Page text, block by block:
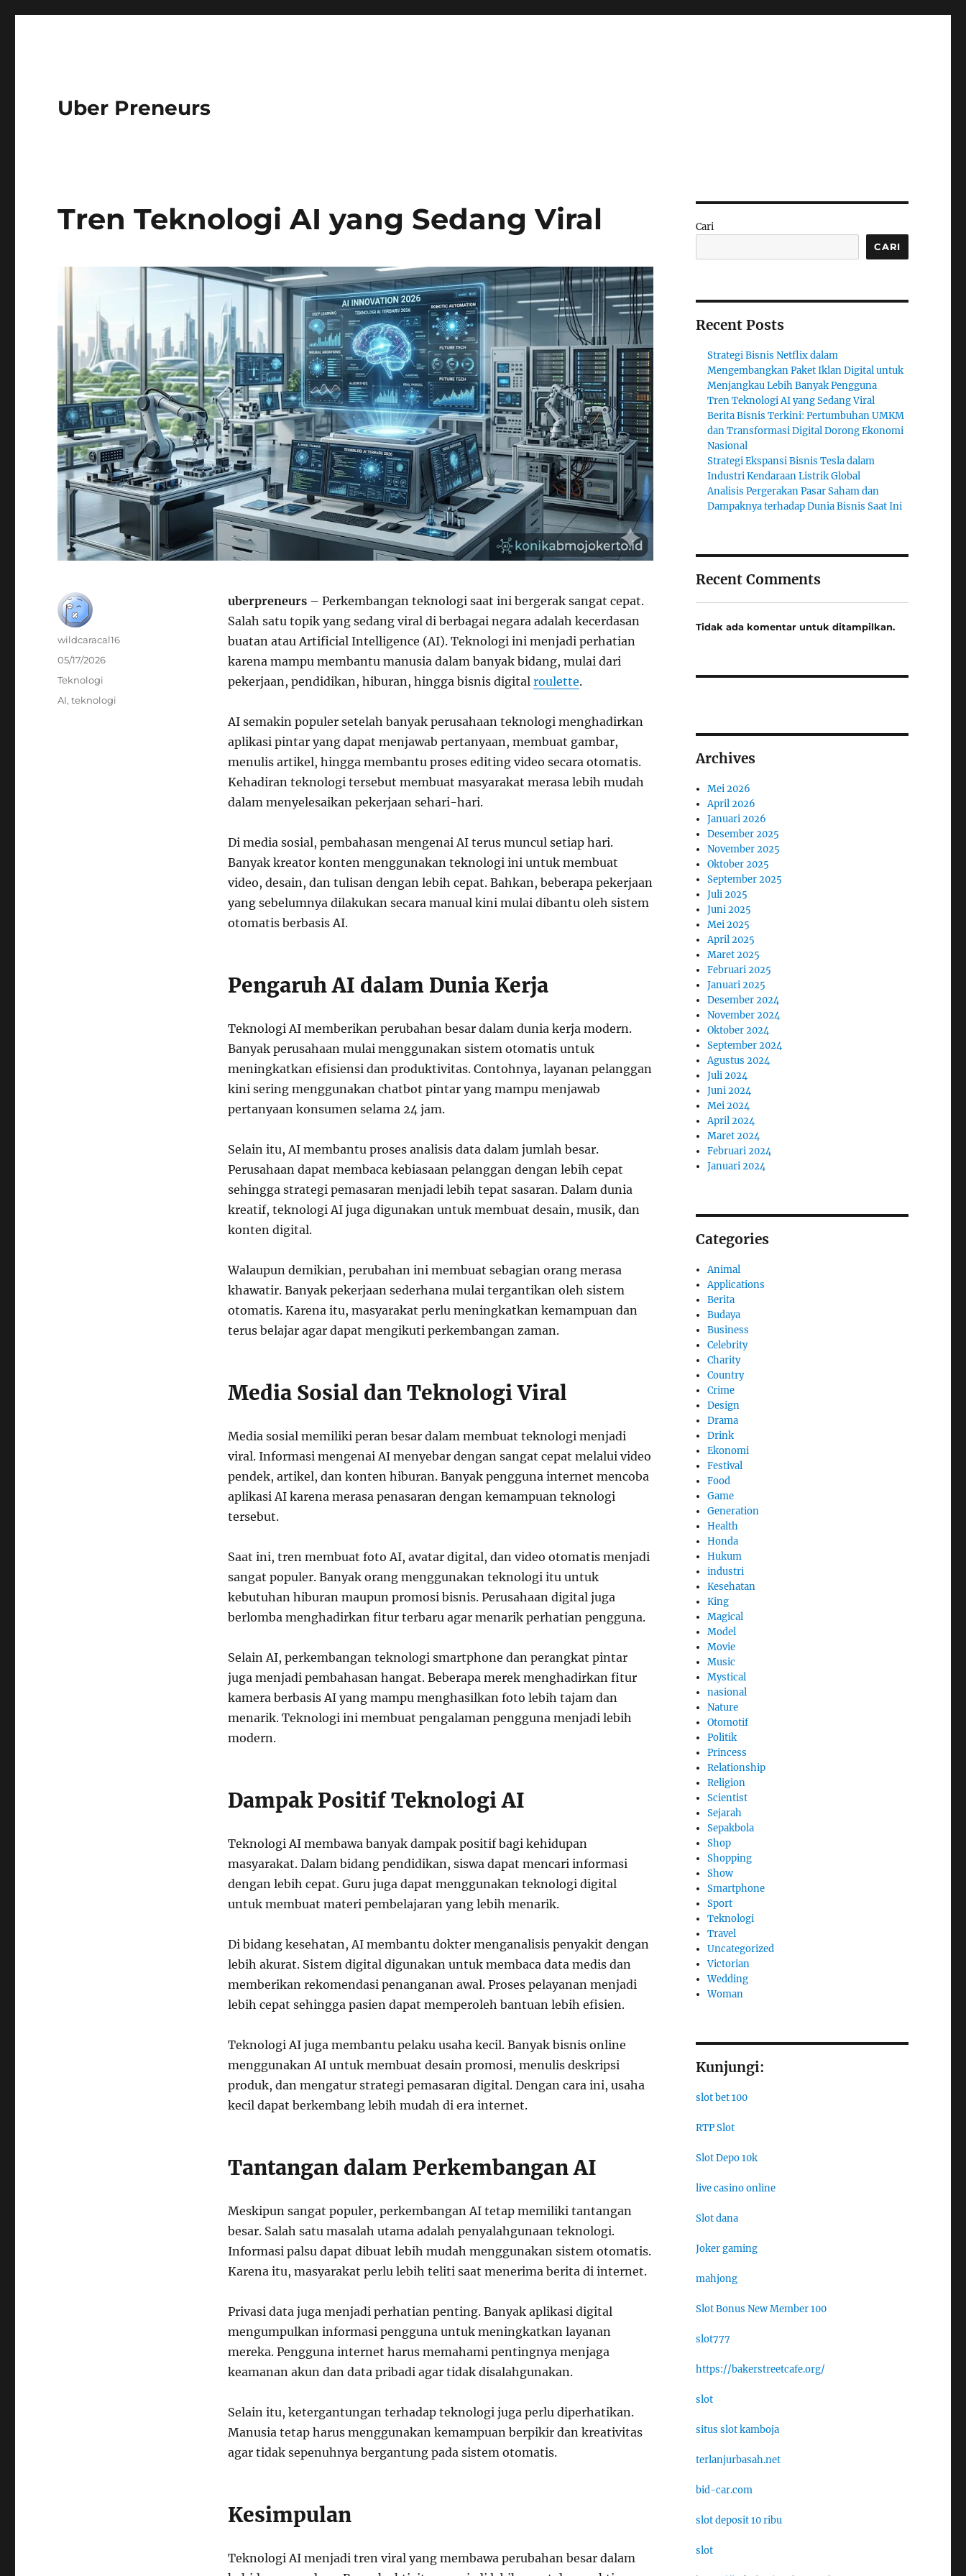
Uber Preneurs
Tren Teknologi AI yang Sedang Viral
uberpreneurs– Perkembangan teknologi saat ini bergerak sangat cepat.
Salah satu topik yang sedang viral di berbagai negara adalah kecerdasan
buatan atau Artificial Intelligence (AI). Teknologi ini menjadi perhatian
karena mampu membantu manusia dalam banyak bidang, mulai dari
pekerjaan, pendidikan, hiburan, hingga bisnis digital roulette.
AI semakin populer setelah banyak perusahaan teknologi menghadirkan
aplikasi pintar yang dapat menjawab pertanyaan, membuat gambar,
menulis artikel, hingga membantu proses editing video secara otomatis.
Kehadiran teknologi tersebut membuat masyarakat merasa lebih mudah
dalam menyelesaikan pekerjaan sehari-hari.
Di media sosial, pembahasan mengenai AI terus muncul setiap hari.
Banyak kreator konten menggunakan teknologi ini untuk membuat
video, desain, dan tulisan dengan lebih cepat. Bahkan, beberapa pekerjaan
yang sebelumnya dilakukan secara manual kini mulai dibantu oleh sistem
otomatis berbasis AI.
Pengaruh AI dalam Dunia Kerja
Teknologi AI memberikan perubahan besar dalam dunia kerja modern.
Banyak perusahaan mulai menggunakan sistem otomatis untuk
meningkatkan efisiensi dan produktivitas. Contohnya, layanan pelanggan
kini sering menggunakan chatbot pintar yang mampu menjawab
pertanyaan konsumen selama 24 jam.
Selain itu, AI membantu proses analisis data dalam jumlah besar.
Perusahaan dapat membaca kebiasaan pelanggan dengan lebih cepat
sehingga strategi pemasaran menjadi lebih tepat sasaran. Dalam dunia
kreatif, teknologi AI juga digunakan untuk membuat desain, musik, dan
konten digital.
Walaupun demikian, perubahan ini membuat sebagian orang merasa
khawatir. Banyak pekerjaan sederhana mulai tergantikan oleh sistem
otomatis. Karena itu, masyarakat perlu meningkatkan kemampuan dan
terus belajar agar dapat mengikuti perkembangan zaman.
Media Sosial dan Teknologi Viral
Media sosial memiliki peran besar dalam membuat teknologi menjadi
viral. Informasi mengenai AI menyebar dengan sangat cepat melalui video
pendek, artikel, dan konten hiburan. Banyak pengguna internet mencoba
aplikasi AI karena merasa penasaran dengan kemampuan teknologi
tersebut.
Saat ini, tren membuat foto AI, avatar digital, dan video otomatis menjadi
sangat populer. Banyak orang menggunakan teknologi itu untuk
kebutuhan hiburan maupun promosi bisnis. Perusahaan digital juga
berlomba menghadirkan fitur terbaru agar menarik perhatian pengguna.
Selain AI, perkembangan teknologi smartphone dan perangkat pintar
juga menjadi pembahasan hangat. Beberapa merek menghadirkan fitur
kamera berbasis AI yang mampu menghasilkan foto lebih tajam dan
menarik. Teknologi ini membuat pengalaman pengguna menjadi lebih
modern.
Dampak Positif Teknologi AI
Teknologi AI membawa banyak dampak positif bagi kehidupan
masyarakat. Dalam bidang pendidikan, siswa dapat mencari informasi
dengan lebih cepat. Guru juga dapat menggunakan teknologi digital
untuk membuat materi pembelajaran yang lebih menarik.
Di bidang kesehatan, AI membantu dokter menganalisis penyakit dengan
lebih akurat. Sistem digital digunakan untuk membaca data medis dan
memberikan rekomendasi penanganan awal. Proses pelayanan menjadi
lebih cepat sehingga pasien dapat memperoleh bantuan lebih efisien.
Teknologi AI juga membantu pelaku usaha kecil. Banyak bisnis online
menggunakan AI untuk membuat desain promosi, menulis deskripsi
produk, dan mengatur strategi pemasaran digital. Dengan cara ini, usaha
kecil dapat berkembang lebih mudah di era internet.
Tantangan dalam Perkembangan AI
Meskipun sangat populer, perkembangan AI tetap memiliki tantangan
besar. Salah satu masalah utama adalah penyalahgunaan teknologi.
Informasi palsu dapat dibuat lebih mudah menggunakan sistem otomatis.
Karena itu, masyarakat perlu lebih teliti saat menerima berita di internet.
Privasi data juga menjadi perhatian penting. Banyak aplikasi digital
mengumpulkan informasi pengguna untuk meningkatkan layanan
mereka. Pengguna internet harus memahami pentingnya menjaga
keamanan akun dan data pribadi agar tidak disalahgunakan.
Selain itu, ketergantungan terhadap teknologi juga perlu diperhatikan.
Manusia tetap harus menggunakan kemampuan berpikir dan kreativitas
agar tidak sepenuhnya bergantung pada sistem otomatis.
Kesimpulan
Teknologi AI menjadi tren viral yang membawa perubahan besar dalam
Author
wildcaracal16
Posted
on
05/17/2026
Categories
Teknologi
Tags
AI,teknologi
Cari
CARI
Recent Posts
Strategi Bisnis Netflix dalam
Mengembangkan Paket Iklan Digital untuk
Menjangkau Lebih Banyak Pengguna
Tren Teknologi AI yang Sedang Viral
Berita Bisnis Terkini: Pertumbuhan UMKM
dan Transformasi Digital Dorong Ekonomi
Nasional
Strategi Ekspansi Bisnis Tesla dalam
Industri Kendaraan Listrik Global
Analisis Pergerakan Pasar Saham dan
Dampaknya terhadap Dunia Bisnis Saat Ini
Recent Comments
Tidak ada komentar untuk ditampilkan.
Archives
Mei 2026
April 2026
Januari 2026
Desember 2025
November 2025
Oktober 2025
September 2025
Juli 2025
Juni 2025
Mei 2025
April 2025
Maret 2025
Februari 2025
Januari 2025
Desember 2024
November 2024
Oktober 2024
September 2024
Agustus 2024
Juli 2024
Juni 2024
Mei 2024
April 2024
Maret 2024
Februari 2024
Januari 2024
Categories
Animal
Applications
Berita
Budaya
Business
Celebrity
Charity
Country
Crime
Design
Drama
Drink
Ekonomi
Festival
Food
Game
Generation
Health
Honda
Hukum
industri
Kesehatan
King
Magical
Model
Movie
Music
Mystical
nasional
Nature
Otomotif
Politik
Princess
Relationship
Religion
Scientist
Sejarah
Sepakbola
Shop
Shopping
Show
Smartphone
Sport
Teknologi
Travel
Uncategorized
Victorian
Wedding
Woman
Kunjungi:
slot bet 100
RTP Slot
Slot Depo 10k
live casino online
Slot dana
Joker gaming
mahjong
Slot Bonus New Member 100
slot777
https://bakerstreetcafe.org/
slot
situs slot kamboja
terlanjurbasah.net
bid-car.com
slot deposit 10 ribu
slot